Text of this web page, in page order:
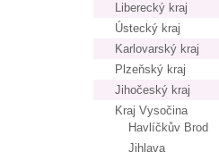
Liberecký kraj
Ústecký kraj
Karlovarský kraj
Plzeňský kraj
Jihočeský kraj
Kraj Vysočina
Havlíčkův Brod
Jihlava